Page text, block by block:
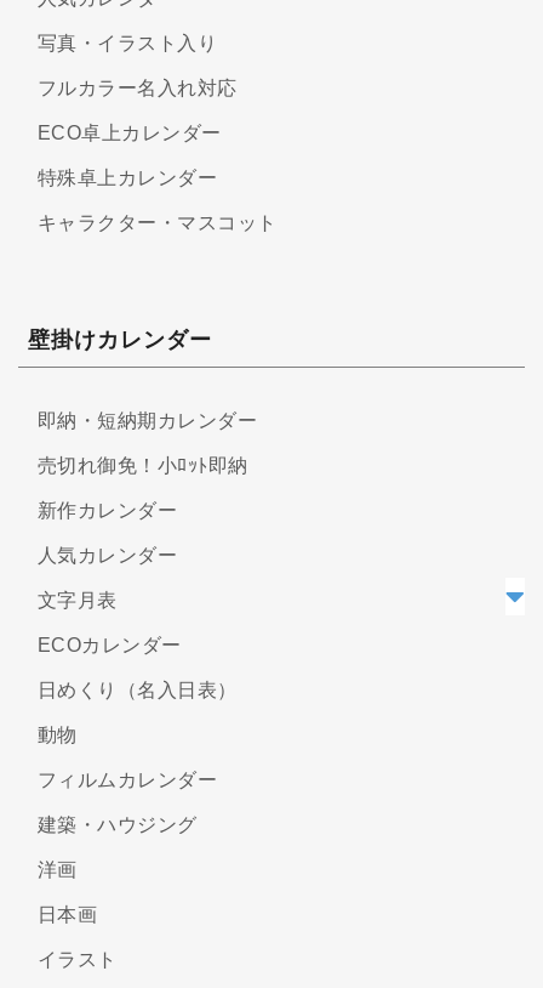
写真・イラスト入り
フルカラー名入れ対応
ECO卓上カレンダー
特殊卓上カレンダー
キャラクター・マスコット
壁掛けカレンダー
即納・短納期カレンダー
売切れ御免！小ﾛｯﾄ即納
新作カレンダー
人気カレンダー
文字月表
ECOカレンダー
日めくり（名入日表）
動物
フィルムカレンダー
建築・ハウジング
洋画
日本画
イラスト